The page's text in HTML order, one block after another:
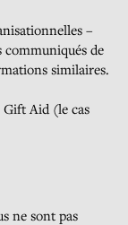
–
communiqués de
similaires.
Gift Aid (le cas
ne sont pas